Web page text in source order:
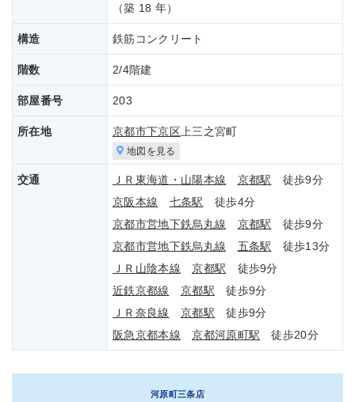
（築 18 年）
構造 鉄筋コンクリート
階数 2/4階建
部屋番号 203
所在地 京都市下京区上三之宮町
地図を見る
交通 ＪＲ東海道・山陽本線 京都駅 徒歩9分
京阪本線
七条駅 徒歩4分
京都市営地下鉄烏丸線
京都駅 徒歩9分
京都市営地下鉄烏丸線
五条駅 徒歩13分
ＪＲ山陰本線
京都駅 徒歩9分
近鉄京都線
京都駅 徒歩9分
ＪＲ奈良線
京都駅 徒歩9分
阪急京都本線
京都河原町駅 徒歩20分
河原町三条店